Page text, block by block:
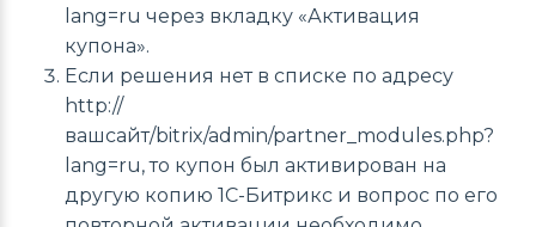
lang=ru через вкладку «Активация
купона».
Если решения нет в списке по адресу
http://
вашсайт/bitrix/admin/partner_modules.php?
lang=ru, то купон был активирован на
другую копию 1С-Битрикс и вопрос по его